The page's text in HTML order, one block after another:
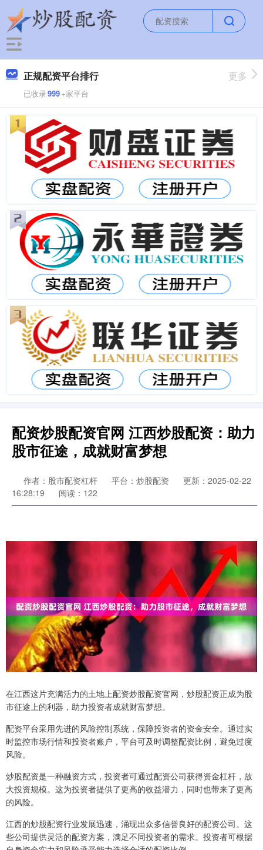
正规配资平台排行
已收录999+家平台
更多
配资炒股配资官网 江西炒股配资：助力
股市征途，成就财富梦想
作者：股市配资杠杆 平台：炒股配资
更新：2025-02-22
16:28:19
阅读：122
在江西这片充满活力的土地上配资炒股配资官网，炒股配资正成为股
市征途上的利器，助力投资者成就财富梦想。
配资平台采用先进的风险控制系统，保障投资者的资金安全。通过实
时监控市场行情和投资者账户，平台可及时调整配资比例，避免过度
风险。
炒股配资是一种融资方式，投资者可通过配资公司获得资金杠杆，放
大投资规模。这为投资者提供了更高的收益潜力，同时也带来了更高
的风险。
江西的炒股配资行业发展迅速，涌现出众多信誉良好的配资公司。这
些公司提供灵活的配资方案，满足不同投资者的需求。投资者可根据